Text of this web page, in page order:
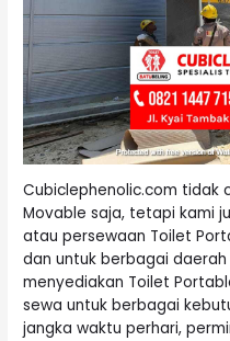
Cubiclephenolic.com tidak
Movable saja, tetapi kami
atau persewaan Toilet
dan untuk berbagai daerah
menyediakan Toilet
sewa untuk berbagai
jangka waktu perhari,